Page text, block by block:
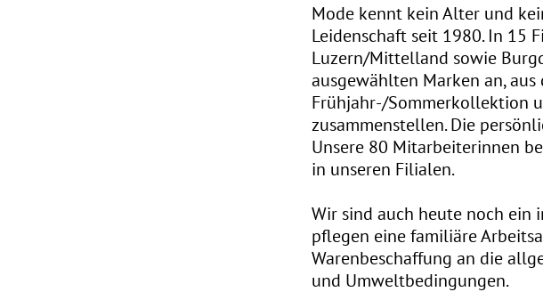
Mode kennt kein Alter und
Leidenschaft seit 1980. In 15
Luzern/Mittelland sowie
ausgewählten Marken an,
Frühjahr-/Sommerkollektion
zusammenstellen. Die
Unsere 80 Mitarbeiterinnen
in unseren Filialen.
Wir sind auch heute noch ein
pflegen eine familiäre
Warenbeschaffung an die
und Umweltbedingungen.